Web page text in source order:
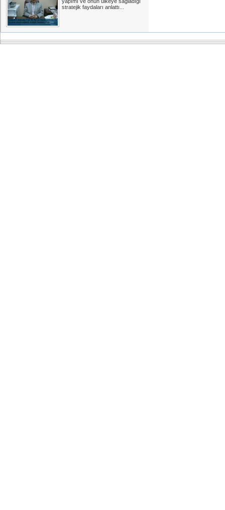
stratejik faydaları anlattı...